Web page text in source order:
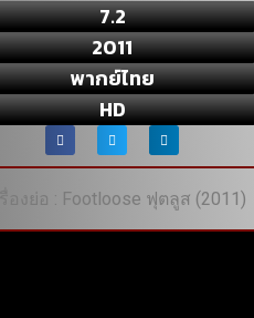
7.2
2011
พากย์ไทย
HD
เรื่องย่อ : Footloose ฟุตลูส (2011)